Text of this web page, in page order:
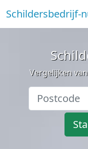
Schildersbedrijf-
Vergelijken